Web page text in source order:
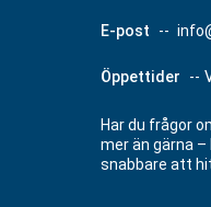
E-post --
Öppettider --
Har du frågor
mer än gärna
snabbare att